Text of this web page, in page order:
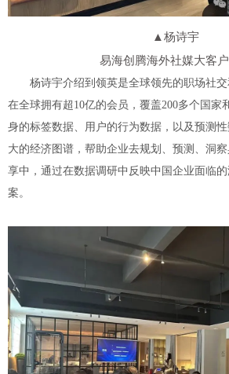
▲杨诗宇
易海创腾海外社媒大客
杨诗宇介绍到领英是全球领先的职场社
在全球拥有超10亿的会员，覆盖200多个国家
身的标签数据、用户的行为数据，以及预测
大的经济图谱，帮助企业去规划、预测、洞
享中，通过在数据调研中反映中国企业面临
案。